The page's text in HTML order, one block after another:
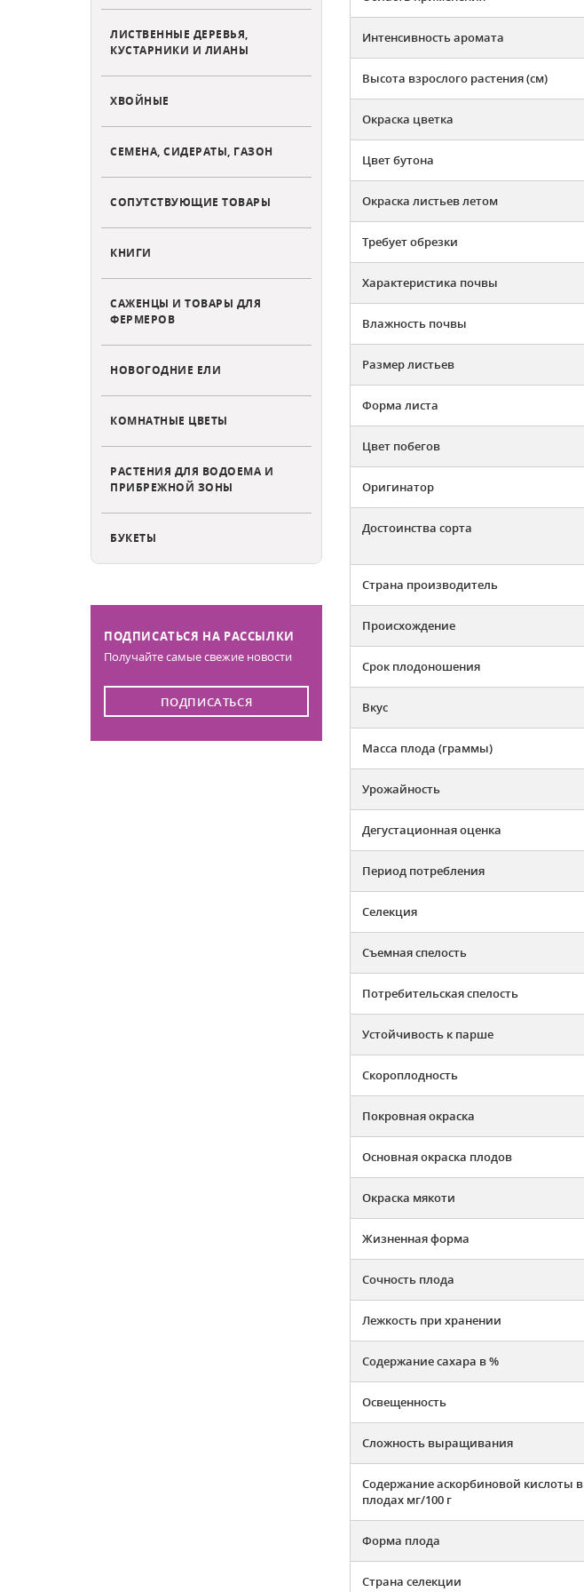
ЛИСТВЕННЫЕ ДЕРЕВЬЯ,
КУСТАРНИКИ И ЛИАНЫ
ХВОЙНЫЕ
СЕМЕНА, СИДЕРАТЫ, ГАЗОН
СОПУТСТВУЮЩИЕ ТОВАРЫ
КНИГИ
САЖЕНЦЫ И ТОВАРЫ ДЛЯ
ФЕРМЕРОВ
НОВОГОДНИЕ ЕЛИ
КОМНАТНЫЕ ЦВЕТЫ
РАСТЕНИЯ ДЛЯ ВОДОЕМА И
ПРИБРЕЖНОЙ ЗОНЫ
БУКЕТЫ
ПОДПИСАТЬСЯ НА РАССЫЛКИ
Получайте самые свежие новости
ПОДПИСАТЬСЯ
Интенсивность аромата
Высота взрослого растения (см)
Окраска цветка
Цвет бутона
Окраска листьев летом
Требует обрезки
Характеристика почвы
Влажность почвы
Размер листьев
Форма листа
Цвет побегов
Оригинатор
Достоинства сорта
Страна производитель
Происхождение
Срок плодоношения
Вкус
Масса плода (граммы)
Урожайность
Дегустационная оценка
Период потребления
Селекция
Съемная спелость
Потребительская спелость
Устойчивость к парше
Скороплодность
Покровная окраска
Основная окраска плодов
Окраска мякоти
Жизненная форма
Сочность плода
Лежкость при хранении
Содержание сахара в %
Освещенность
Сложность выращивания
Содержание аскорбиновой кислоты в
плодах мг/100 г
Форма плода
Страна селекции